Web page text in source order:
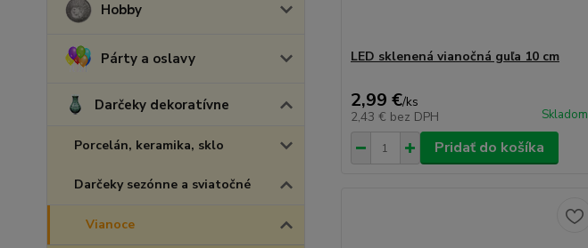
Hobby
Párty a oslavy
Darčeky dekoratívne
Porcelán, keramika, sklo
Darčeky sezónne a sviatočné
Vianoce
LED sklenená vianočná guľa 10 cm
2,99 €/ks
2,43 € bez DPH Skladom
Pridať do košíka